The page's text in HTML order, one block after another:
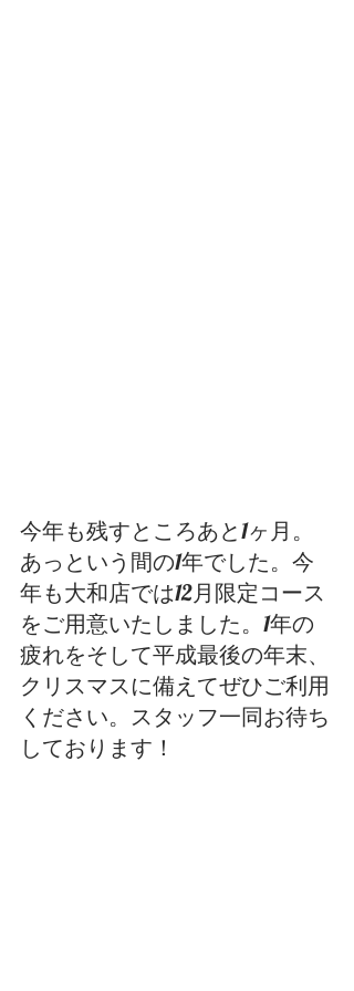
今年も残すところあと1ヶ月。
あっという間の1年でした。今
年も大和店では12月限定コース
をご用意いたしました。1年の
疲れをそして平成最後の年末、
クリスマスに備えてぜひご利用
ください。スタッフ一同お待ち
しております！